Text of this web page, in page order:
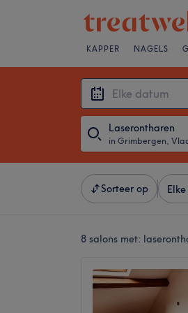
KAPPER NAGELS
Laserontharen
in Grimbergen,
Sorteer op
8 salons met: